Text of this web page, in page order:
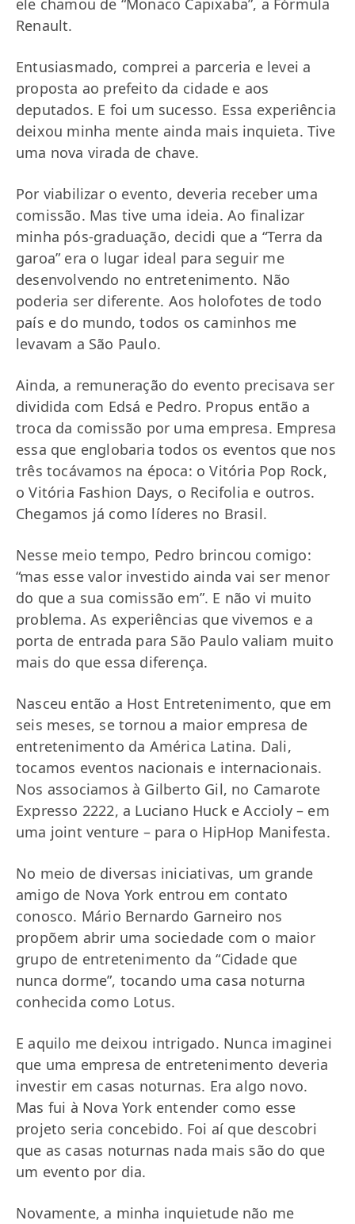
ele chamou de “Monaco Capixaba”, a Fórmula
Renault.
Entusiasmado, comprei a parceria e levei a
proposta ao prefeito da cidade e aos
deputados. E foi um sucesso. Essa experiência
deixou minha mente ainda mais inquieta. Tive
uma nova virada de chave.
Por viabilizar o evento, deveria receber uma
comissão. Mas tive uma ideia. Ao finalizar
minha pós-graduação, decidi que a “Terra da
garoa” era o lugar ideal para seguir me
desenvolvendo no entretenimento. Não
poderia ser diferente. Aos holofotes de todo
país e do mundo, todos os caminhos me
levavam a São Paulo.
Ainda, a remuneração do evento precisava ser
dividida com Edsá e Pedro. Propus então a
troca da comissão por uma empresa. Empresa
essa que englobaria todos os eventos que nos
três tocávamos na época: o Vitória Pop Rock,
o Vitória Fashion Days, o Recifolia e outros.
Chegamos já como líderes no Brasil.
Nesse meio tempo, Pedro brincou comigo:
“mas esse valor investido ainda vai ser menor
do que a sua comissão em”. E não vi muito
problema. As experiências que vivemos e a
porta de entrada para São Paulo valiam muito
mais do que essa diferença.
Nasceu então a Host Entretenimento, que em
seis meses, se tornou a maior empresa de
entretenimento da América Latina. Dali,
tocamos eventos nacionais e internacionais.
Nos associamos à Gilberto Gil, no Camarote
Expresso 2222, a Luciano Huck e Accioly – em
uma joint venture – para o HipHop Manifesta.
No meio de diversas iniciativas, um grande
amigo de Nova York entrou em contato
conosco. Mário Bernardo Garneiro nos
propõem abrir uma sociedade com o maior
grupo de entretenimento da “Cidade que
nunca dorme”, tocando uma casa noturna
conhecida como Lotus.
E aquilo me deixou intrigado. Nunca imaginei
que uma empresa de entretenimento deveria
investir em casas noturnas. Era algo novo.
Mas fui à Nova York entender como esse
projeto seria concebido. Foi aí que descobri
que as casas noturnas nada mais são do que
um evento por dia.
Novamente, a minha inquietude não me